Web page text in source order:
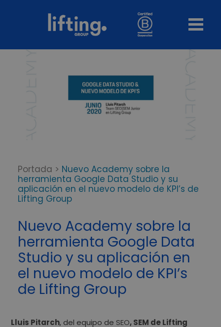
Portada > Nuevo Academy sobre la
herramienta Google Data Studio y su
aplicación en el nuevo modelo de KPI’s de
Lifting Group
Nuevo Academy sobre la
herramienta Google Data
Studio y su aplicación en
el nuevo modelo de KPI’s
de Lifting Group
Lluis Pitarch, del equipo de SEO, SEM de Lifting